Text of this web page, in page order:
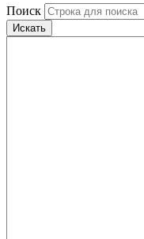
Поиск
Искать